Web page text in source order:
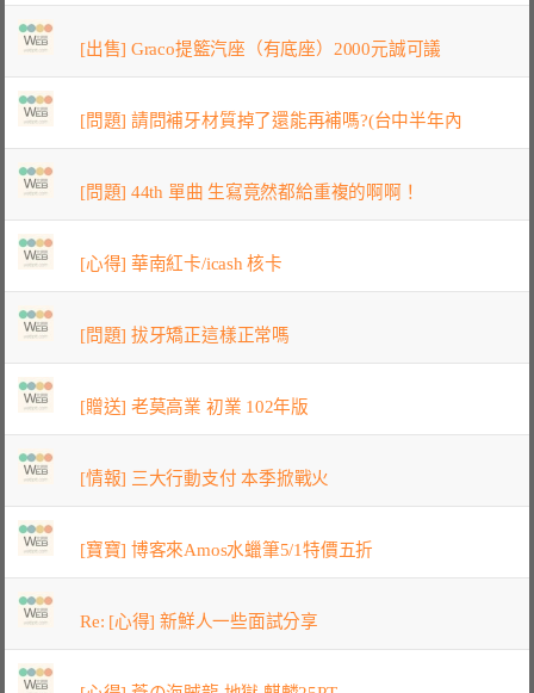
[出售] Graco提籃汽座（有底座）2000元誠可議
[問題] 請問補牙材質掉了還能再補嗎?(台中半年內
[問題] 44th 單曲 生寫竟然都給重複的啊啊！
[心得] 華南紅卡/icash 核卡
[問題] 拔牙矯正這樣正常嗎
[贈送] 老莫高業 初業 102年版
[情報] 三大行動支付 本季掀戰火
[寶寶] 博客來Amos水蠟筆5/1特價五折
Re: [心得] 新鮮人一些面試分享